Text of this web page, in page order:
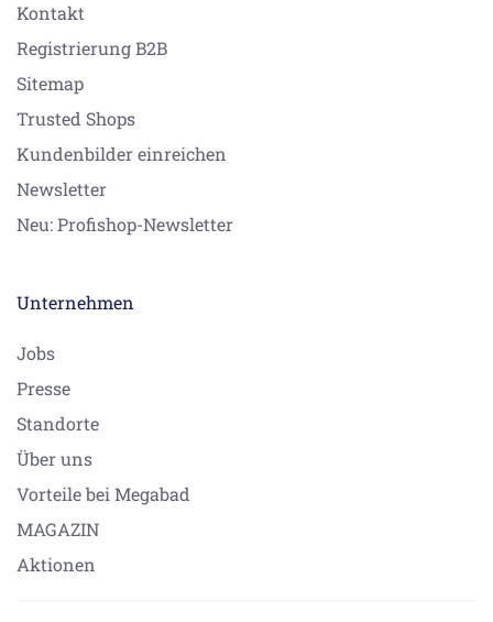
Kontakt
Registrierung B2B
Sitemap
Trusted Shops
Kundenbilder einreichen
Newsletter
Neu: Profishop-Newsletter
Unternehmen
Jobs
Presse
Standorte
Über uns
Vorteile bei Megabad
MAGAZIN
Aktionen